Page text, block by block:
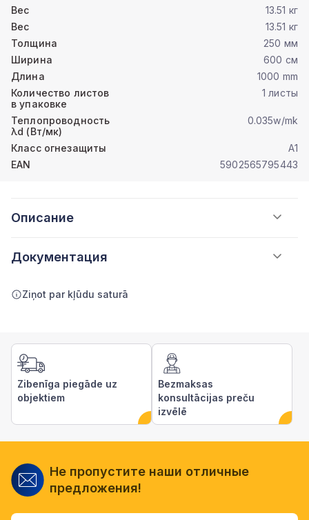
Вес
13.51 кг
Вес
13.51 кг
Толщина
250 мм
Ширина
600 см
Длина
1000 mm
Количество листов
в упаковке
1 листы
Теплопроводность
λd (Вт/мк)
0.035w/mk
Класс огнезащиты
A1
EAN
5902565795443
Описание
Документация
Ziņot par kļūdu saturā
Zibenīga piegāde uz
objektiem
Bezmaksas
konsultācijas preču
izvēlē
Не пропустите наши отличные
предложения!